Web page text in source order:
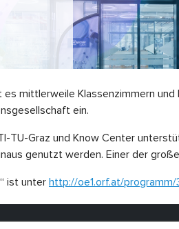
mittlerweile Klassenzimmern
ein.
TU-Graz und Know Center
genutzt werden. Einer der
ist unter http://oe1.orf.at/